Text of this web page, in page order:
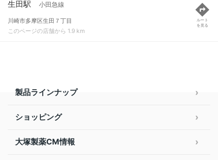
生田駅 小田急線
川崎市多摩区生田７丁目
このページの店舗から 1.9 km
ルート
を見る
製品ラインナップ
ショッピング
大塚製薬CM情報